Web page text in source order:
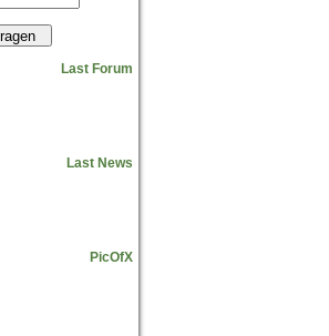
Last Forum
Last News
PicOfX